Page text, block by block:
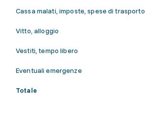
Cassa malati, imposte, spese di trasporto
Vitto, alloggio
Vestiti, tempo libero
Eventuali emergenze
Totale